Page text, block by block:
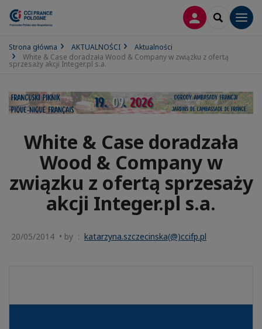
LOGOWANIE
SEARCH
Strona główna AKTUALNOŚCI
Aktualności
White & Case doradzała Wood & Company w związku z ofertą
sprzesaży akcji Integer.pl s.a.
White & Case doradzała
Wood & Company w
związku z ofertą sprzesaży
akcji Integer.pl s.a.
20/05/2014 • by : katarzyna.szczecinska(@)ccifp.pl